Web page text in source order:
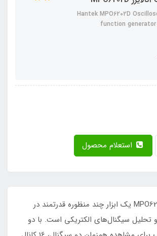
Hantek MPO6202D
function
اسیلوسکوپ MPO6202D یک ابزار چند منظوره قدرتمند در
و تحلیل سیگنال‌های الکتریکی است. با دو